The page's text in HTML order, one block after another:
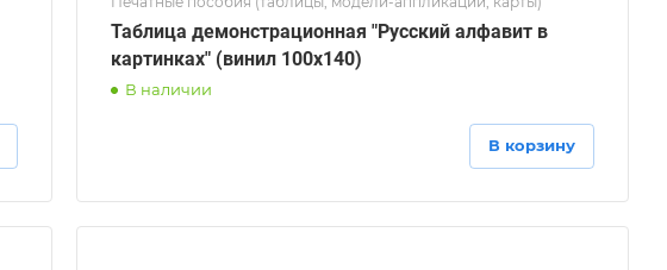
Таблица демонстрационная "Русский алфавит в
картинках" (винил 100х140)
В наличии
В корзину